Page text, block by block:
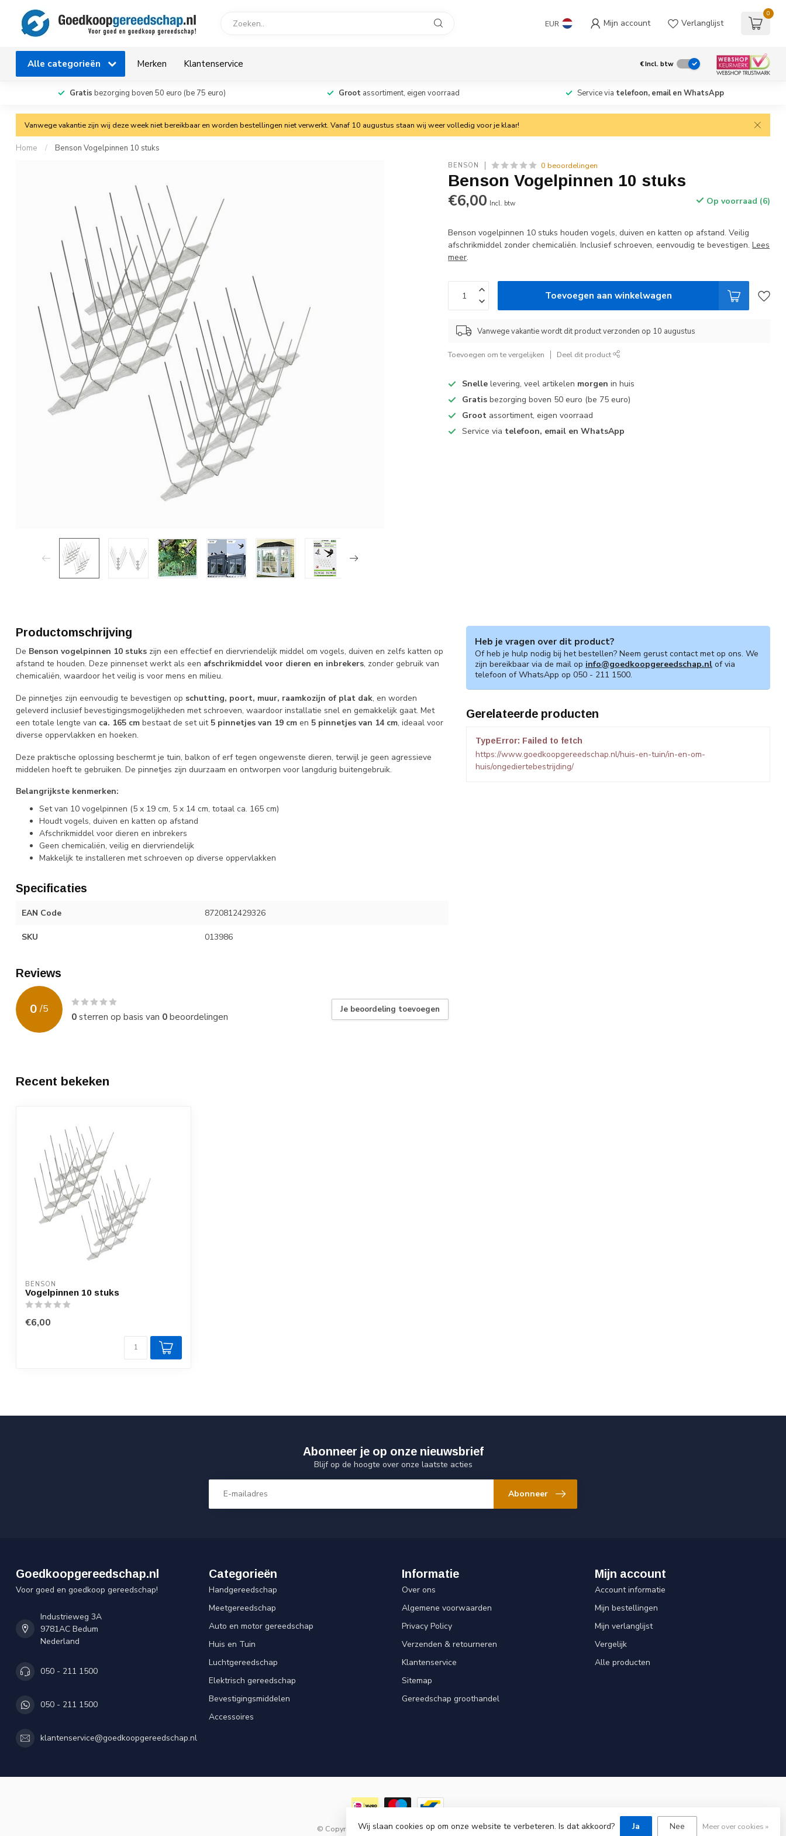
EUR Mijn account Verlanglijst
0
Alle categorieën Merken Klantenservice €Incl. btw
Gratis bezorging boven 50 euro (be 75 euro) Grootassortiment, eigen voorraad Service via telefoon, email en WhatsApp
Vanwege vakantie zijn wij deze week niet bereikbaar en worden bestellingen niet verwerkt. Vanaf 10 augustus staan wij weer volledig voor je klaar!
Home / Benson Vogelpinnen 10 stuks
BENSON 0 beoordelingen
Benson Vogelpinnen 10 stuks
€6,00 Incl. btw Op voorraad (6)
Benson vogelpinnen 10 stuks houden vogels, duiven en katten op afstand. Veilig
afschrikmiddel zonder chemicaliën. Inclusief schroeven, eenvoudig te bevestigen.Lees
meer.
Toevoegen aan winkelwagen
Vanwege vakantie wordt dit product verzonden op 10 augustus
Toevoegen om te vergelijken Deel dit product
Snelle levering, veel artikelen morgen in huis
Gratis bezorging boven 50 euro (be 75 euro)
Groot assortiment, eigen voorraad
Service via telefoon, email en WhatsApp
Productomschrijving
De Benson vogelpinnen 10 stuks zijn een effectief en diervriendelijk middel om vogels, duiven en zelfs katten op
afstand te houden. Deze pinnenset werkt als een afschrikmiddel voor dieren en inbrekers, zonder gebruik van
chemicaliën, waardoor het veilig is voor mens en milieu.
De pinnetjes zijn eenvoudig te bevestigen op schutting, poort, muur, raamkozijn of plat dak, en worden
geleverd inclusief bevestigingsmogelijkheden met schroeven, waardoor installatie snel en gemakkelijk gaat. Met
een totale lengte van ca. 165 cm bestaat de set uit 5 pinnetjes van 19 cm en 5 pinnetjes van 14 cm, ideaal voor
diverse oppervlakken en hoeken.
Deze praktische oplossing beschermt je tuin, balkon of erf tegen ongewenste dieren, terwijl je geen agressieve
middelen hoeft te gebruiken. De pinnetjes zijn duurzaam en ontworpen voor langdurig buitengebruik.
Belangrijkste kenmerken:
Set van 10 vogelpinnen (5 x 19 cm, 5 x 14 cm, totaal ca. 165 cm)
Houdt vogels, duiven en katten op afstand
Afschrikmiddel voor dieren en inbrekers
Geen chemicaliën, veilig en diervriendelijk
Makkelijk te installeren met schroeven op diverse oppervlakken
Specificaties
EAN Code 8720812429326
SKU 013986
Reviews
0 /5
0sterren op basis van 0beoordelingen
Je beoordeling toevoegen
Heb je vragen over dit product?
Of heb je hulp nodig bij het bestellen? Neem gerust contact met op ons. We
zijn bereikbaar via de mail op info@goedkoopgereedschap.nl of via
telefoon of WhatsApp op 050 - 211 1500.
Gerelateerde producten
TypeError: Failed to fetch
https://www.goedkoopgereedschap.nl/huis-en-tuin/in-en-om-
huis/ongediertebestrijding/
Recent bekeken
BENSON
Vogelpinnen 10 stuks
€6,00
Abonneer je op onze nieuwsbrief
Blijf op de hoogte over onze laatste acties
Abonneer
Goedkoopgereedschap.nl
Voor goed en goedkoop gereedschap!
Industrieweg 3A
9781AC Bedum
Nederland
050 - 211 1500
050 - 211 1500
klantenservice@goedkoopgereedschap.nl
Categorieën
Handgereedschap
Meetgereedschap
Auto en motor gereedschap
Huis en Tuin
Luchtgereedschap
Elektrisch gereedschap
Bevestigingsmiddelen
Accessoires
Informatie
Over ons
Algemene voorwaarden
Privacy Policy
Verzenden & retourneren
Klantenservice
Sitemap
Gereedschap groothandel
Mijn account
Account informatie
Mijn bestellingen
Mijn verlanglijst
Vergelijk
Alle producten
© Copyright 2026 Goedkoopgereedschap.nl
Wij slaan cookies op om onze website te verbeteren. Is dat akkoord? Ja Nee Meer over cookies »